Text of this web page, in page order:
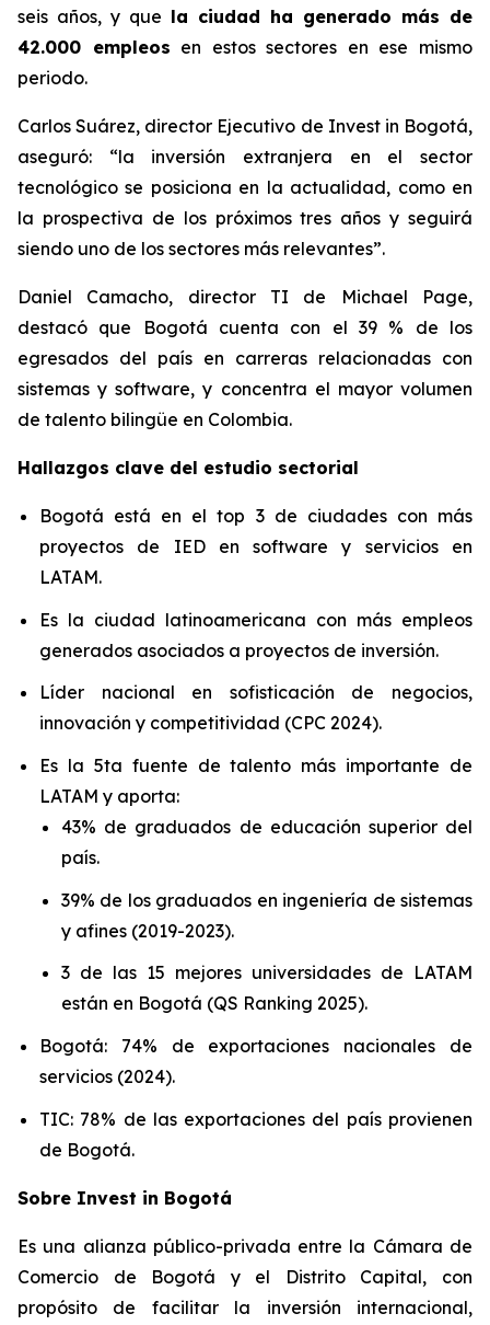
seis años, y que la ciudad ha generado más de
42.000 empleos en estos sectores en ese mismo
periodo.
Carlos Suárez, director Ejecutivo de Invest in Bogotá,
aseguró: “la inversión extranjera en el sector
tecnológico se posiciona en la actualidad, como en
la prospectiva de los próximos tres años y seguirá
siendo uno de los sectores más relevantes”.
Daniel Camacho, director TI de Michael Page,
destacó que Bogotá cuenta con el 39 % de los
egresados del país en carreras relacionadas con
sistemas y software, y concentra el mayor volumen
de talento bilingüe en Colombia.
Hallazgos clave del estudio sectorial
Bogotá está en el top 3 de ciudades con más
proyectos de IED en software y servicios en
LATAM.
Es la ciudad latinoamericana con más empleos
generados asociados a proyectos de inversión.
Líder nacional en sofisticación de negocios,
innovación y competitividad (CPC 2024).
Es la 5ta fuente de talento más importante de
LATAM y aporta:
43% de graduados de educación superior del
país.
39% de los graduados en ingeniería de sistemas
y afines (2019-2023).
3 de las 15 mejores universidades de LATAM
están en Bogotá (QS Ranking 2025).
Bogotá: 74% de exportaciones nacionales de
servicios (2024).
TIC: 78% de las exportaciones del país provienen
de Bogotá.
Sobre Invest in Bogotá
Es una alianza público-privada entre la Cámara de
Comercio de Bogotá y el Distrito Capital, con
propósito de facilitar la inversión internacional,